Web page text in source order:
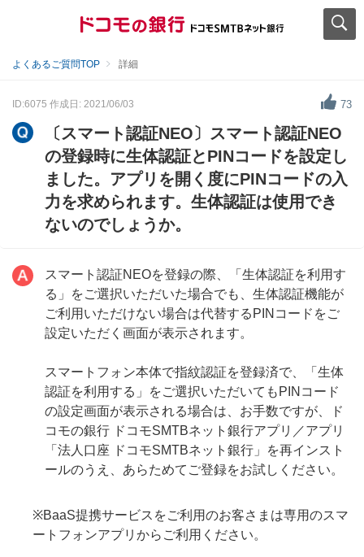
よくあるご質問TOP 詳細
ID:6075 作成日: 2021/06/03 73
〔スマート認証NEO〕スマート認証NEO
の登録時に生体認証とPINコードを設定し
ました。アプリを開く度にPINコードの入
力を求められます。生体認証は使用でき
ないのでしょうか。
スマート認証NEOを登録の際、「生体認証を利用す
る」をご選択いただいた場合でも、生体認証機能が
ご利用いただけない場合は代替するPINコードをご
設定いただく画面が表示されます。
スマートフォン本体で指紋認証を登録済で、「生体
認証を利用する」をご選択いただいてもPINコード
の設定画面が表示される場合は、お手数ですが、ド
コモの銀行 ドコモSMTBネット銀行アプリ／アプリ
「法人口座 ドコモSMTBネット銀行」を再インスト
ールのうえ、あらためてご登録をお試しください。
※BaaS提携サービスをご利用のお客さまは専用のスマ
ートフォンアプリからご利用ください。